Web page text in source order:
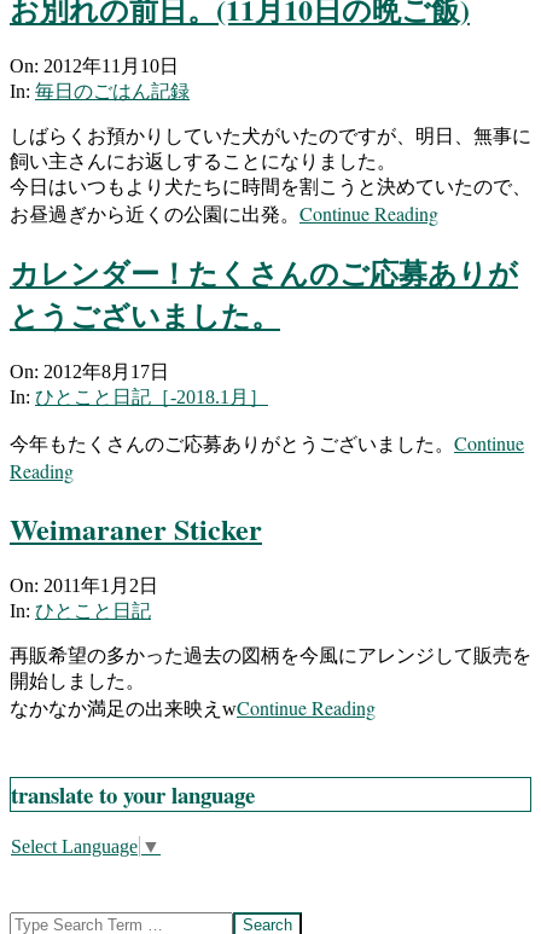
お別れの前日。(11月10日の晩ご飯)
2012-
11-
On: 2012年11月10日
In: 毎日のごはん記録
しばらくお預かりしていた犬がいたのですが、明日、無事に
飼い主さんにお返しすることになりました。
今日はいつもより犬たちに時間を割こうと決めていたので、
お昼過ぎから近くの公園に出発。 Continue Reading
カレンダー！たくさんのご応募ありが
とうございました。
2012-
08-
On: 2012年8月17日
In: ひとこと日記［-2018.1月］
今年もたくさんのご応募ありがとうございました。 Continue
Reading
Weimaraner Sticker
2011-
01-
On: 2011年1月2日
In: ひとこと日記
再販希望の多かった過去の図柄を今風にアレンジして販売を
開始しました。
なかなか満足の出来映えwContinue Reading
translate to your language
Select Language ▼
Search